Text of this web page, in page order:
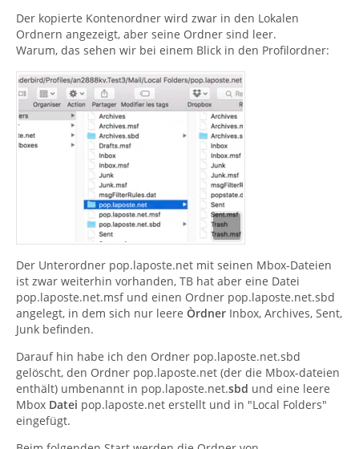
Der kopierte Kontenordner wird zwar in den Lokalen
Ordnern angezeigt, aber seine Ordner sind leer.
Warum, das sehen wir bei einem Blick in den Profilordner:
Der Unterordner pop.laposte.net mit seinen Mbox-Dateien
ist zwar weiterhin vorhanden, TB hat aber eine Datei
pop.laposte.net.msf und einen Ordner pop.laposte.net.sbd
angelegt, in dem sich nur leere Òrdner Inbox, Archives, Sent,
Junk befinden.
Darauf hin habe ich den Ordner pop.laposte.net.sbd
gelöscht, den Ordner pop.laposte.net (der die Mbox-dateien
enthält) umbenannt in pop.laposte.net.sbd und eine leere
Mbox Datei pop.laposte.net erstellt und in "Local Folders"
eingefügt.